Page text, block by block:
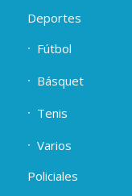
Deportes
Fútbol
Básquet
Tenis
Varios
Policiales